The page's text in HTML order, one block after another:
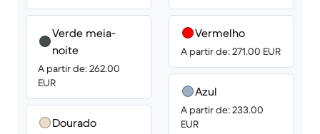
Verde meia-
noite
A partir de: 262.00
EUR
Dourado
Vermelho
A partir de: 271.00 EUR
Azul
A partir de: 233.00
EUR